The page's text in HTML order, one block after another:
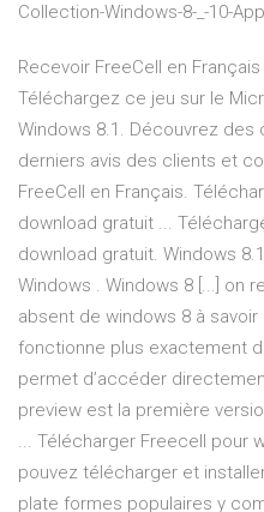
Collection-Windows-8-_-10-
Recevoir FreeCell en
Téléchargez ce jeu sur le
Windows 8.1. Découvrez des
derniers avis des clients et
FreeCell en Français.
download gratuit ...
download gratuit. Windows
Windows . Windows 8 [...] on
absent de windows 8 à
fonctionne plus exactement
permet d’accéder
preview est la première
... Télécharger Freecell pour
pouvez télécharger et
plate formes populaires y